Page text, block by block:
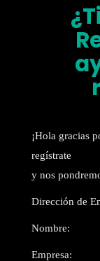
¡Hola gracias
regístrate
y nos
Dirección de
Nombre:
Empresa: